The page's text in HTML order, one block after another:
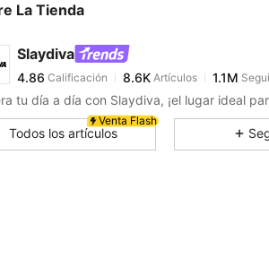
La Tienda
Slaydiva
4.86
4.86 Calificación 8.6K
n***ypagó Hace 9 horas
4.86 8.6K 1.1M
Venta Flash
Todos los artículos